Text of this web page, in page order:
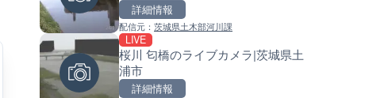
詳細情報
配信元： 茨城県土木部河川課
LIVE
桜川 匂橋のライブカメラ|茨城県土
浦市
詳細情報
配信元：
手結港(YASU海の駅クラブ)の
配信元：
常呂川 鹿ノ子ダムのライブカ